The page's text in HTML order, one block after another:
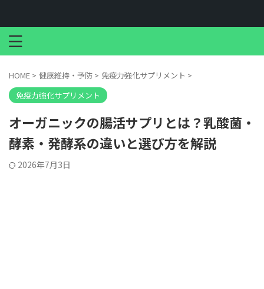
HOME > 健康維持・予防 > 免疫力強化サプリメント >
免疫力強化サプリメント
オーガニックの腸活サプリとは？乳酸菌・
酵素・発酵系の違いと選び方を解説
2026年7月3日